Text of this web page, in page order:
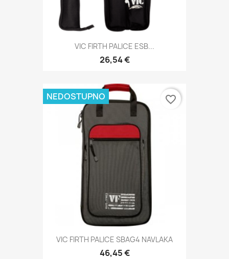
VIC FIRTH PALICE ESB...
26,54 €
VIC FIRTH PALICE SBAG4 NAVLAKA
46,45 €
NEDOSTUPNO favorite_border